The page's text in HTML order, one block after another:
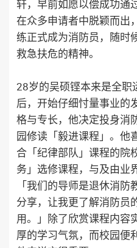
轩，早前如愿以偿成功通
在众多申请者中脱颖而出
练正式成为消防员，随时
救急扶危的精神。
28岁的吴硕铿本来是全职
后，开始仔细忖量事业的
格与专长，他决定投身消
园修读「毅进课程」。他
合「纪律部队」课程的院
务」选修课程，与及由业
「我们的导师是退休消
分享，让我更了解消防员
用。」除了欣赏课程内容
厚的学习气氛，而校园便